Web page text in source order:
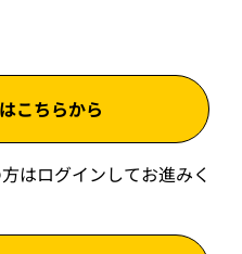
こちらから
はログインしてお進みく